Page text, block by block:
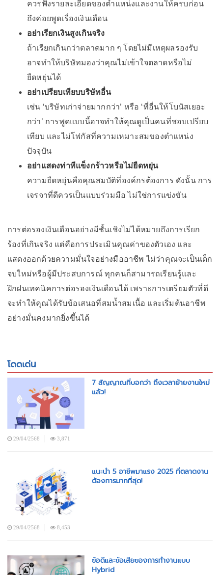
ควรฟังรายละเอียดของตำแหน่งและงานให้ครบก่อน
ถึงค่อยพูดเรื่องเงินเดือน
อย่าเรียกเงินสูงเกินจริง
ถ้าเรียกเกินกว่าตลาดมาก ๆ โดยไม่มีเหตุผลรองรับ
อาจทำให้บริษัทมองว่าคุณไม่เข้าใจตลาดหรือไม่
ยืดหยุ่นได้
อย่าเปรียบเทียบบริษัทอื่น
เช่น ‘บริษัทเก่าจ่ายมากกว่า’ หรือ ‘ที่อื่นให้โบนัสเยอะ
กว่า’ การพูดแบบนี้อาจทำให้คุณดูเป็นคนที่ชอบเปรียบ
เทียบ และไม่โฟกัสที่ความเหมาะสมของตำแหน่ง
ปัจจุบัน
อย่าแสดงท่าทีแข็งกร้าวหรือไม่ยืดหยุ่น
ความยืดหยุ่นคือคุณสมบัติที่องค์กรต้องการ ดังนั้น การ
เจรจาที่ดีควรเป็นแบบร่วมมือ ไม่ใช่การแข่งขัน
การต่อรองเงินเดือนอย่างมีชั้นเชิงไม่ได้หมายถึงการเรียก
ร้องที่เกินจริง แต่คือการประเมินคุณค่าของตัวเอง และ
แสดงออกด้วยความมั่นใจอย่างมืออาชีพ ไม่ว่าคุณจะเป็นเด็ก
จบใหม่หรือผู้มีประสบการณ์ ทุกคนก็สามารถเรียนรู้และ
ฝึกฝนเทคนิคการต่อรองเงินเดือนได้ เพราะการเตรียมตัวที่ดี
จะทำให้คุณได้รับข้อเสนอที่สมน้ำสมเนื้อ และเริ่มต้นอาชีพ
อย่างมั่นคงมากยิ่งขึ้นได้
โดดเด่น
7 สัญญาณที่บอกว่า ถึงเวลาย้ายงานใหม่
แล้ว!
29/04/2568 3,871
แนะนำ 5 อาชีพมาแรง 2025 ที่ตลาดงาน
ต้องการมากที่สุด!
29/04/2568 8,453
ข้อดีและข้อเสียของการทำงานแบบ
Hybrid